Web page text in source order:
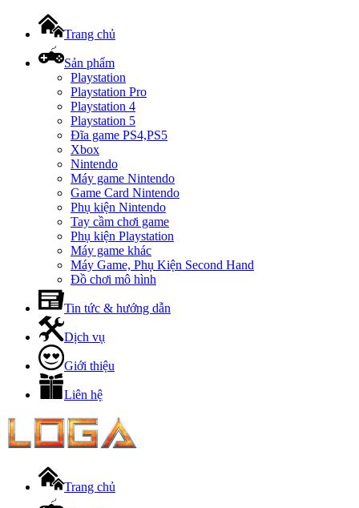
Trang chủ
Sản phẩm
Playstation
Playstation Pro
Playstation 4
Playstation 5
Đĩa game PS4,PS5
Xbox
Nintendo
Máy game Nintendo
Game Card Nintendo
Phụ kiện Nintendo
Tay cầm chơi game
Phụ kiện Playstation
Máy game khác
Máy Game, Phụ Kiện Second Hand
Đồ chơi mô hình
Tin tức & hướng dẫn
Dịch vụ
Giới thiệu
Liên hệ
Trang chủ